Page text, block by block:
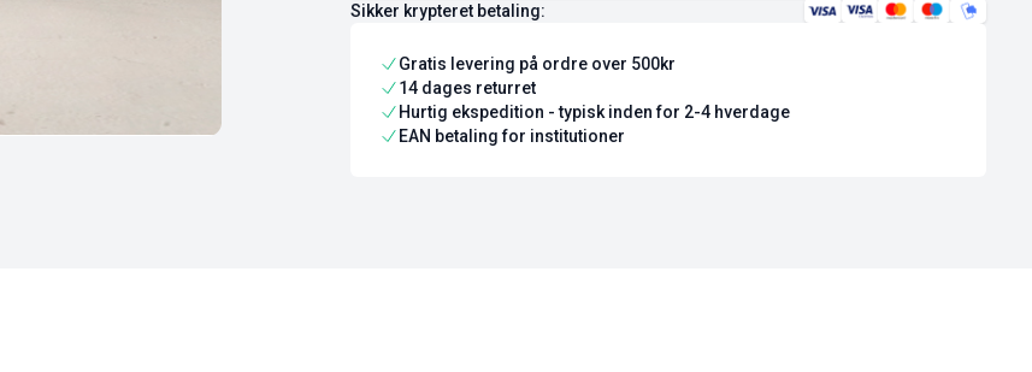
Sikker krypteret betaling:
Gratis levering på ordre over 500kr
14 dages returret
Hurtig ekspedition - typisk inden for 2-4 hverdage
EAN betaling for institutioner